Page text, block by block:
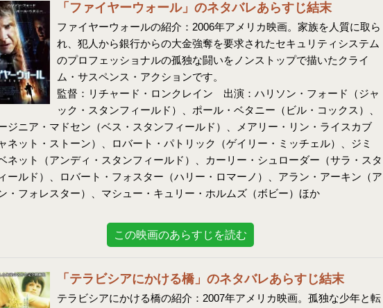
「ファイヤーウォール」のネタバレあらすじ結末
ファイヤーウォールの紹介：2006年アメリカ映画。家族を人質に取ら
れ、犯人から銀行からの大金強奪を要求されたセキュリティシステム
のプロフェッショナルの孤独な闘いをノンストップで描いたクライ
ム・サスペンス・アクションです。
監督：リチャード・ロンクレイン 出演：ハリソン・フォード（ジャ
ック・スタンフィールド）、ポール・ベタニー（ビル・コックス）、
ジニア・マドセン（ベス・スタンフィールド）、メアリー・リン・ライスカブ
ャネット・ストーン）、ロバート・パトリック（ゲイリー・ミッチェル）、ジミ
ネット（アンディ・スタンフィールド）、カーリー・シュローダー（サラ・スタ
ールド）、ロバート・フォスター（ハリー・ロマーノ）、アラン・アーキン（ア
・フォレスター）、マシュー・キュリー・ホルムズ（ボビー）ほか
この映画のあらすじを読む
「テラビシアにかける橋」のネタバレあらすじ結末
テラビシアにかける橋の紹介：2007年アメリカ映画。孤独な少年と転